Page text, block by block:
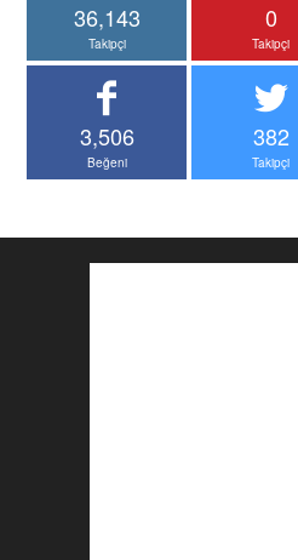
36,143
Takipçi
0
Takipçi
3,506
Beğeni
382
Takipçi